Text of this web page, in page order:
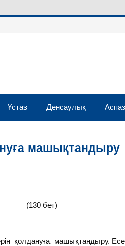
Ұстаз Денсаулық
машықтандыру
(130 бет)
машықтандыру.